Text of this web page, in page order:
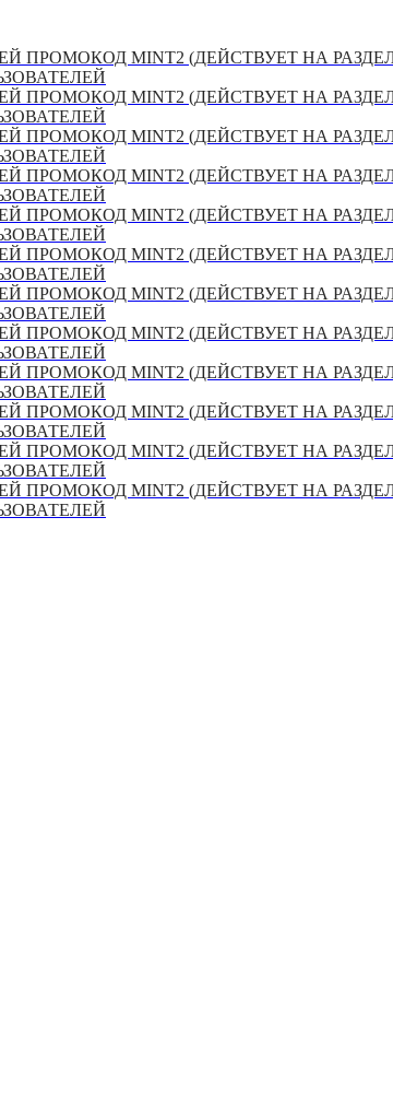
ПРОМОКОД MINT2 (ДЕЙСТВУЕТ НА
ПРОМОКОД MINT2 (ДЕЙСТВУЕТ НА
ПРОМОКОД MINT2 (ДЕЙСТВУЕТ НА
ПРОМОКОД MINT2 (ДЕЙСТВУЕТ НА
ПРОМОКОД MINT2 (ДЕЙСТВУЕТ НА
ПРОМОКОД MINT2 (ДЕЙСТВУЕТ НА
ПРОМОКОД MINT2 (ДЕЙСТВУЕТ НА
ПРОМОКОД MINT2 (ДЕЙСТВУЕТ НА
ПРОМОКОД MINT2 (ДЕЙСТВУЕТ НА
ПРОМОКОД MINT2 (ДЕЙСТВУЕТ НА
ПРОМОКОД MINT2 (ДЕЙСТВУЕТ НА
ПРОМОКОД MINT2 (ДЕЙСТВУЕТ НА